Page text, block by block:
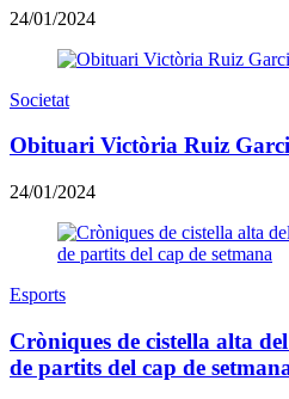
24/01/2024
Societat
Obituari Victòria Ruiz
24/01/2024
Esports
​Cròniques de cistella alta
de partits del cap de